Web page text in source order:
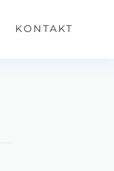
KONTAKT